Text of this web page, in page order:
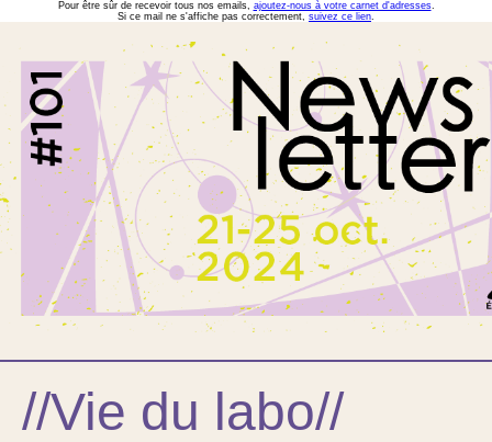
Pour être sûr de recevoir tous nos emails, ajoutez-nous à votre carnet d'adresses.
Si ce mail ne s'affiche pas correctement, suivez ce lien.
//Vie du labo//